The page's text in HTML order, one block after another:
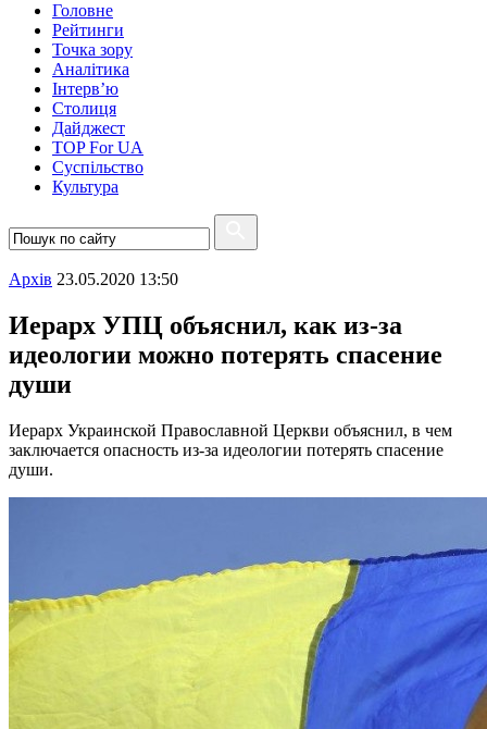
Головне
Рейтинги
Точка зору
Аналітика
Інтерв’ю
Столиця
Дайджест
TOP For UA
Суспiльство
Культура
Архiв 23.05.2020 13:50
Иерарх УПЦ объяснил, как из-за
идеологии можно потерять спасение
души
Иерарх Украинской Православной Церкви объяснил, в чем
заключается опасность из-за идеологии потерять спасение
души.